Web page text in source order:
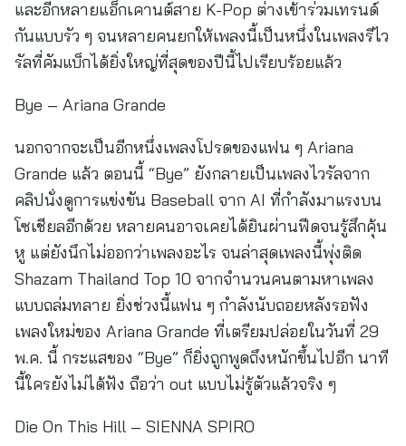
นอกจากจะเป็นอีกหนึ่งเพลงโปรดของแฟน ๆ Ariana
Grande แล้ว ตอนนี้ “Bye” ยังกลายเป็นเพลงไวรัลจาก
คลิปนั่งดูการแข่งขัน Baseball จาก AI ที่กำลังมาแรงบน
หู แต่ยังนึกไม่ออกว่าเพลงอะไร จนล่าสุดเพลงนี้พุ่งติด
Shazam Thailand Top 10 จากจำนวนคนตามหาเพลง
แบบถล่มทลาย ยิ่งช่วงนี้แฟน ๆ กำลังนับถอยหลังรอฟัง
เพลงใหม่ของ Ariana Grande ที่เตรียมปล่อยในวันที่ 29
พ.ค. นี้ กระแสของ “Bye” ก็ยิ่งถูกพูดถึงหนักขึ้นไปอีก นาที
นี้ใครยังไม่ได้ฟัง ถือว่า out แบบไม่รู้ตัวแล้วจริง ๆ
Die On This Hill – SIENNA SPIRO
ถ้าพูดถึงเพลงสากลสายโวคอลที่คนไทยกำลังอินหนักสุด
ตอนนี้ จะไม่มีชื่อ “Die On This Hill” ของ SIENNA
SPIRO ก็คงไม่ได้ เพราะนอกจากเพลงจะไวรัลจากพลัง
เตอร์ไทยก็ยกระดับเพลงนี้ไปอีกขั้น ทั้งเวอร์ชั่นร้องในรถ